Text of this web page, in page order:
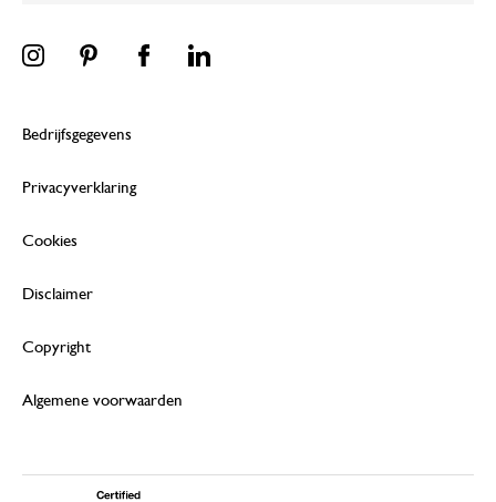
Bedrijfsgegevens
Privacyverklaring
Cookies
Disclaimer
Copyright
Algemene voorwaarden